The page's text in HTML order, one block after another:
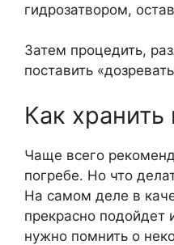
гидрозатвором,
Затем процедить,
поставить
Как хранить
Чаще всего
погребе. Но что
На самом деле в
прекрасно подойдет
нужно помнить о